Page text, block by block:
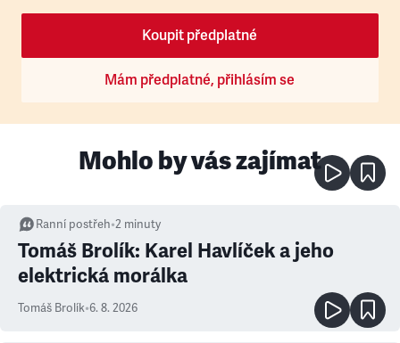
Koupit předplatné
Mám předplatné, přihlásím se
Mohlo by vás zajímat
Ranní postřeh•2 minuty
Tomáš Brolík: Karel Havlíček a jeho
elektrická morálka
Tomáš Brolík•6. 8. 2026